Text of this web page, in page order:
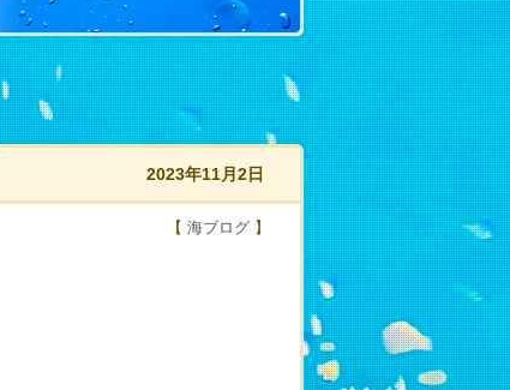
2023年11月2日
【 海ブログ 】